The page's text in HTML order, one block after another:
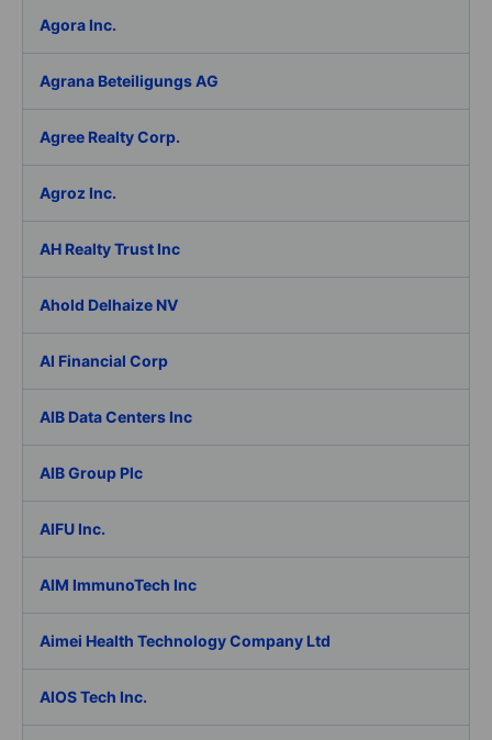
Agora Inc.
Agrana Beteiligungs AG
Agree Realty Corp.
Agroz Inc.
AH Realty Trust Inc
Ahold Delhaize NV
AI Financial Corp
AIB Data Centers Inc
AIB Group Plc
AIFU Inc.
AIM ImmunoTech Inc
Aimei Health Technology Company Ltd
AIOS Tech Inc.